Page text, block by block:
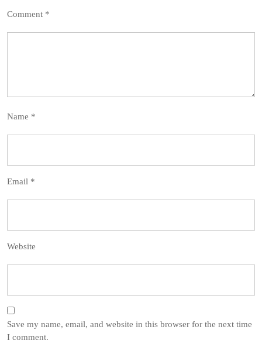
Comment *
Name *
Email *
Website
Save my name, email, and website in this browser for the next time
I comment.